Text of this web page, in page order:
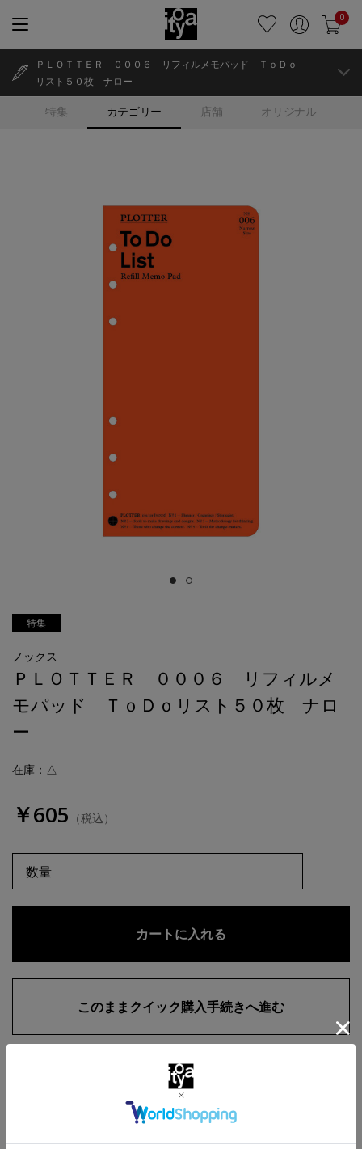
0
特集 カテゴリー 店舗 オリジナル
ＰＬＯＴＴＥＲ ０００６ リフィルメモパッド ＴｏＤｏ
リスト５０枚 ナロー
特集
ノックス
ＰＬＯＴＴＥＲ ０００６ リフィルメ
モパッド ＴｏＤｏリスト５０枚 ナロ
ー
在庫：△
￥605 （税込）
数量
商品・在庫について
返品・交換について